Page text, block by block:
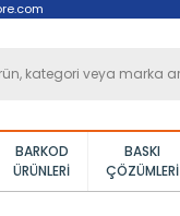
BARKOD
ÜRÜNLERI
BASKI
ÇÖZÜMLERI